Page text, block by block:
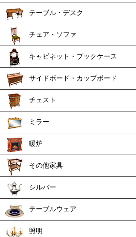
テーブル・デスク
チェア・ソファ
キャビネット・ブックケース
サイドボード・カップボード
チェスト
ミラー
暖炉
その他家具
シルバー
テーブルウェア
照明